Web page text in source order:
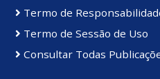
Termo de
Termo de Sessão de Uso
Consultar Todas